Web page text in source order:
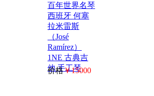
百年世界名琴
西班牙 何塞
拉米雷斯
（José
Ramírez）
1NE 古典吉
他 手工琴
价格￥15000